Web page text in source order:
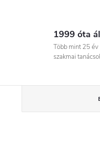
1999 óta
Több mint 25
szakmai